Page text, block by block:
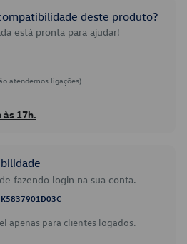
deste produto?
está pronta para ajudar!
atendemos ligações)
às 17h.
fazendo login na sua conta.
apenas para clientes logados.